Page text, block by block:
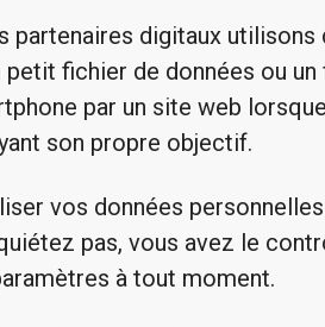
partenaires digitaux
fichier de données ou
par un site web
son propre objectif.
vos données
pas, vous avez le
à tout moment.